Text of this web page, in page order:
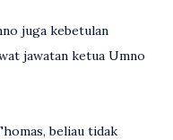
juga kebetulan
jawatan ketua Umno
beliau tidak